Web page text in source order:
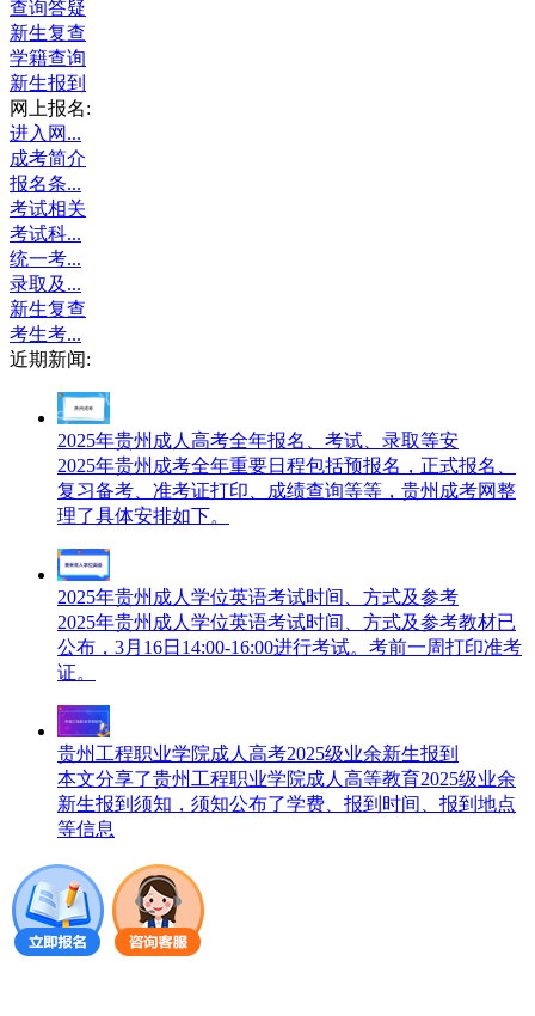
查询答疑
新生复查
学籍查询
新生报到
网上报名:
进入网...
成考简介
报名条...
考试相关
考试科...
统一考...
录取及...
新生复查
考生考...
近期新闻:
2025年贵州成人高考全年报名、考试、录取等安
2025年贵州成考全年重要日程包括预报名，正式报名、
复习备考、准考证打印、成绩查询等等，贵州成考网整
理了具体安排如下。
2025年贵州成人学位英语考试时间、方式及参考
2025年贵州成人学位英语考试时间、方式及参考教材已
公布，3月16日14:00-16:00进行考试。考前一周打印准考
证。
贵州工程职业学院成人高考2025级业余新生报到
本文分享了贵州工程职业学院成人高等教育2025级业余
新生报到须知，须知公布了学费、报到时间、报到地点
等信息